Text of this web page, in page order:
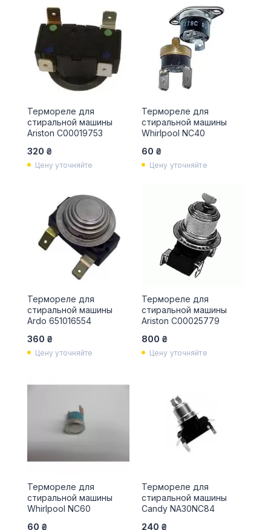
Термореле для
стиральной машины
Ariston С00019753
320 ₴
Цену уточняйте
Термореле для
стиральной машины
Whirlpool NC40
60 ₴
Цену уточняйте
Термореле для
стиральной машины
Ardo 651016554
360 ₴
Цену уточняйте
Термореле для
стиральной машины
Ariston С00025779
800 ₴
Цену уточняйте
Термореле для
стиральной машины
Whirlpool NC60
60 ₴
Термореле для
стиральной машины
Candy NA30NC84
240 ₴